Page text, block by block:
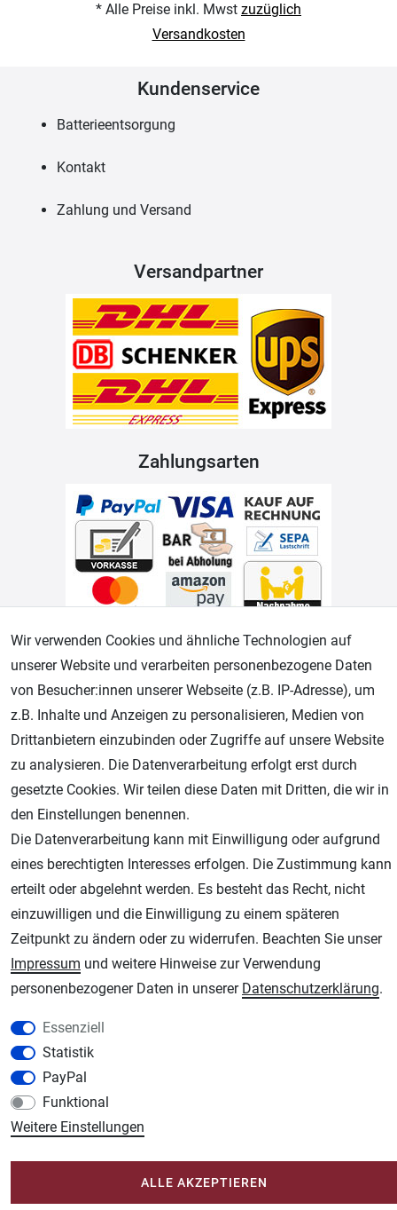
* Alle Preise inkl. Mwst zuzüglich
Versandkosten
Kundenservice
Batterieentsorgung
Kontakt
Zahlung und Versand
Versandpartner
Zahlungsarten
Geprüfter Shop
Widerrufsrecht Datenschutz Impressum
Unsere weiteren Shops:
Schmincke-City.de
Schmincke Künstlerfarben das Gesamtsortiment
Plotter-City.com
Modellbau-City.com
Military + Tabletop Plastikmodelle und Modellbau Farben - Bringen Sie Farbe ins
Spiel.
Im-Shop-kaufen.de
Küchen Zubehör - Haus/Garten - Tierbedarf
Wir verwenden Cookies und ähnliche Technologien auf
unserer Website und verarbeiten personenbezogene Daten
von Besucher:innen unserer Webseite (z.B. IP-Adresse), um
z.B. Inhalte und Anzeigen zu personalisieren, Medien von
Drittanbietern einzubinden oder Zugriffe auf unsere Website
zu analysieren. Die Datenverarbeitung erfolgt erst durch
gesetzte Cookies. Wir teilen diese Daten mit Dritten, die wir in
den Einstellungen benennen.
Die Datenverarbeitung kann mit Einwilligung oder aufgrund
eines berechtigten Interesses erfolgen. Die Zustimmung kann
erteilt oder abgelehnt werden. Es besteht das Recht, nicht
einzuwilligen und die Einwilligung zu einem späteren
Zeitpunkt zu ändern oder zu widerrufen. Beachten Sie unser
Impressum und weitere Hinweise zur Verwendung
personenbezogener Daten in unserer Daten­schutz­erklärung.
Essenziell
Statistik
PayPal
Funktional
Weitere Einstellungen
ALLE AKZEPTIEREN